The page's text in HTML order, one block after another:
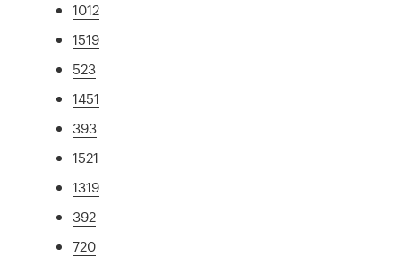
1012
1519
523
1451
393
1521
1319
392
720